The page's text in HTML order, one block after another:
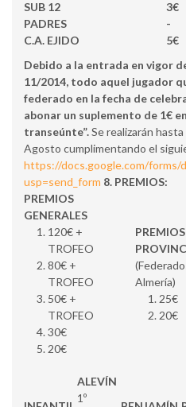
SUB 12
3€
PADRES
-
C.A. EJIDO
5€
Debido a la entrada en vigor
11/2014, todo aquel jugador
federado en la fecha de
abonar un suplemento de 1€
transeúnte”.Se realizarán
Agosto cumplimentando el
https://docs.google.com/forms/
usp=send_form 8. PREMIOS:
PREMIOS
GENERALES
120€ +
TROFEO
80€ +
TROFEO
50€ +
TROFEO
30€
20€
PREMIOS
Almería)
25€
20€
ALEVÍN
1º